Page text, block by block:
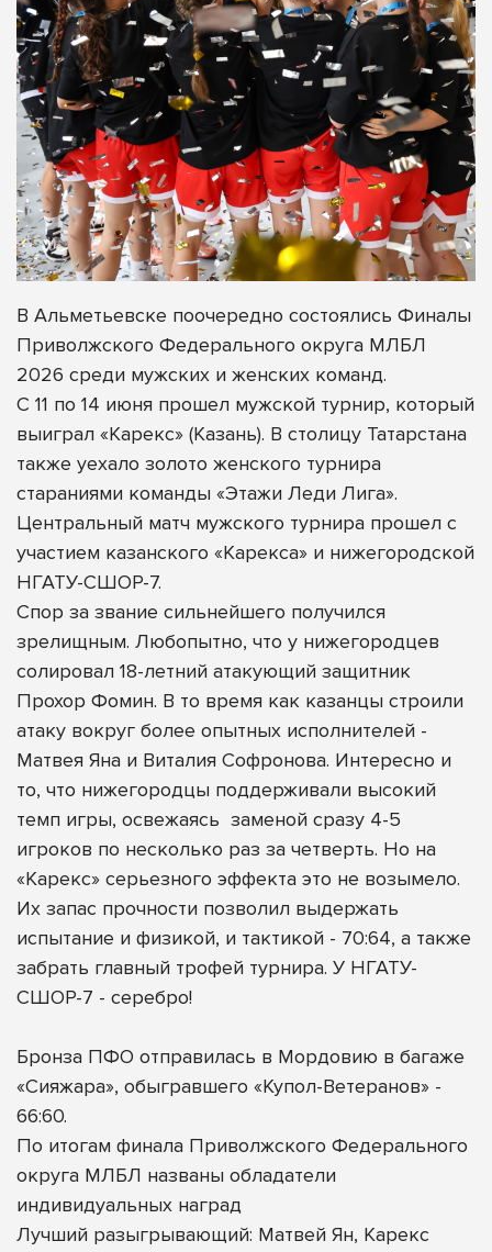
В Альметьевске поочередно состоялись Финалы
Приволжского Федерального округа МЛБЛ
2026 среди мужских и женских команд.
С 11 по 14 июня прошел мужской турнир, который
выиграл «Карекс» (Казань). В столицу Татарстана
также уехало золото женского турнира
стараниями команды «Этажи Леди Лига».
Центральный матч мужского турнира прошел с
участием казанского «Карекса» и нижегородской
НГАТУ-СШОР-7.
Спор за звание сильнейшего получился
зрелищным. Любопытно, что у нижегородцев
солировал 18-летний атакующий защитник
Прохор Фомин. В то время как казанцы строили
атаку вокруг более опытных исполнителей -
Матвея Яна и Виталия Софронова. Интересно и
то, что нижегородцы поддерживали высокий
темп игры, освежаясь заменой сразу 4-5
игроков по несколько раз за четверть. Но на
«Карекс» серьезного эффекта это не возымело.
Их запас прочности позволил выдержать
испытание и физикой, и тактикой - 70:64, а также
забрать главный трофей турнира. У НГАТУ-
СШОР-7 - серебро!
Бронза ПФО отправилась в Мордовию в багаже
«Сияжара», обыгравшего «Купол-Ветеранов» -
66:60.
По итогам финала Приволжского Федерального
округа МЛБЛ названы обладатели
индивидуальных наград
Лучший разыгрывающий: Матвей Ян, Карекс